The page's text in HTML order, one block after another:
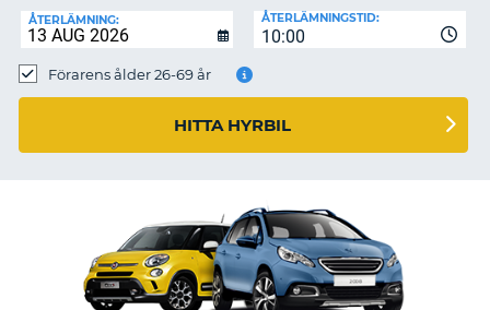
ÅTERLÄMNING:
10:00
ÅTERLÄMNINGSTID:
Förarens ålder 26-69 år
HITTA HYRBIL